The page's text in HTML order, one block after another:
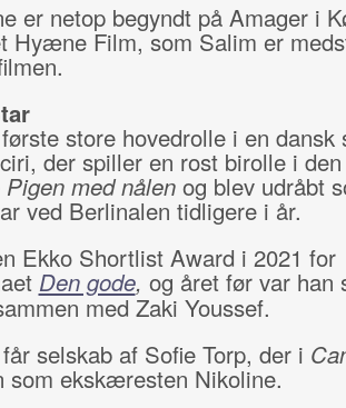
er netop begyndt på Amager i
Hyæne Film, som Salim er
store hovedrolle i en dansk
der spiller en rost birolle i
Pigen med nålen og blev udråbt
ved Berlinalen tidligere i år.
Ekko Shortlist Award i 2021 for
Den gode, og året før var
med Zaki Youssef.
selskab af Sofie Torp, der i
som ekskæresten Nikoline.